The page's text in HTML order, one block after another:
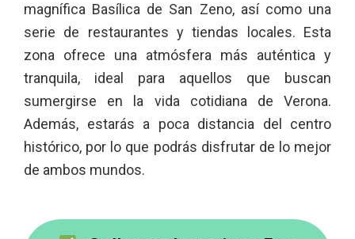
magnífica Basílica de San Zeno, así como una
serie de restaurantes y tiendas locales. Esta
zona ofrece una atmósfera más auténtica y
tranquila, ideal para aquellos que buscan
sumergirse en la vida cotidiana de Verona.
Además, estarás a poca distancia del centro
histórico, por lo que podrás disfrutar de lo mejor
de ambos mundos.